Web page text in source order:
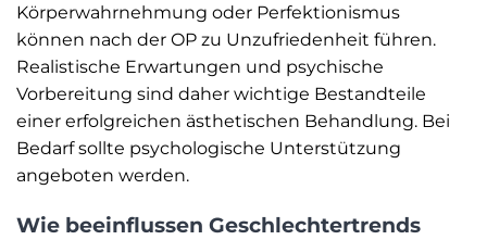
Körperwahrnehmung oder Perfektionismus
können nach der OP zu Unzufriedenheit führen.
Realistische Erwartungen und psychische
Vorbereitung sind daher wichtige Bestandteile
einer erfolgreichen ästhetischen Behandlung. Bei
Bedarf sollte psychologische Unterstützung
angeboten werden.
Wie beeinflussen Geschlechtertrends